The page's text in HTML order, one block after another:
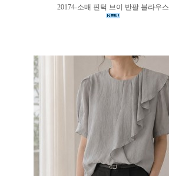
20174-소매 핀턱 브이 반팔 블라우스